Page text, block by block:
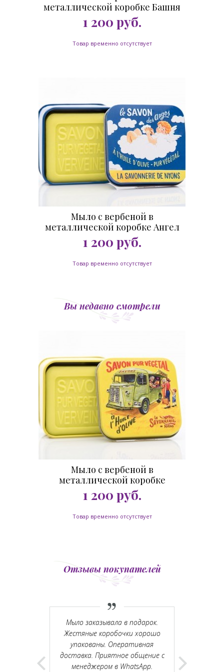
металлической коробке Башня
Корсики 100 гр.
1 200 руб.
Товар временно отсутствует
Мыло с вербеной в
металлической коробке Ангел
100 гр.
1 200 руб.
Товар временно отсутствует
Вы недавно смотрели
Мыло с вербеной в
металлической коробке
Фургончик 100 гр.
1 200 руб.
Товар временно отсутствует
Отзывы покупателей
Мыло заказывала в подарок.
Жестяные коробочки хорошо
упакованы. Оперативная
доставка. Приятное общение с
менеджером в WhatsApp.